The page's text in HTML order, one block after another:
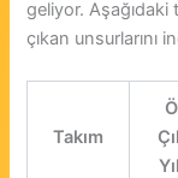
geliyor. Aşağıdaki
çıkan unsurlarını
Takım